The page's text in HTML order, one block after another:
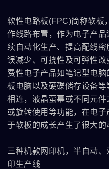
软性电路板(FPC)简称软板
作线路布置，作为电子产
续自动化生产、提高配线
误减少、可挠性及可弹性
费性电子产品如笔记型电
板电脑以及硬碟储存设备
相连，液晶萤幕或不同元
或旋转使用等功能，在电
于软板的成长产生了很大的
三种机款网印机，半自动
印生产线